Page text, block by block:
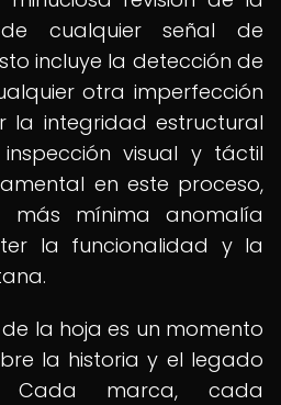
cualquier señal de
incluye la detección de
otra imperfección
la integridad estructural
visual y táctil
en este proceso,
mínima anomalía
la funcionalidad y la
la hoja es un momento
la historia y el legado
marca, cada